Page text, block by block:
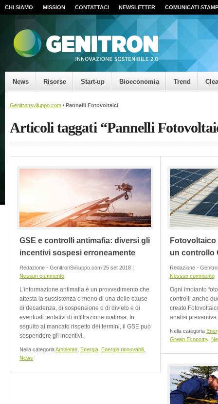
CHI SIAMO MISSION CONTATTACI NEWSLETTER COMUNICATI
News Risorse Start-up Bioeconomia Trend
Genitronsviluppo.com / Pannelli Fotovoltaici
Articoli taggati “Pannelli
GSE e controlli antimafia: diversi gli
incentivi sospesi erroneamente
Redazione - GenitronSviluppo.com 25 set 2018 |
Nessun commento
L’informazione antimafia è un provvedimento che
attesta la sussistenza o meno di una delle cause
di decadenza, di sospensione o di divieto e di
eventuali tentativi di infiltrazione mafiosa. In
seguito al mancato rispetto dei termini, il GSE può
sospendere gli incentivi.
Nella categoriaAmbiente Energia Energie rinnovabili
News
Fotovoltaico
un controllo
Redazione -
Nessun commento
Ogni impianto
controlli anche
creato
analisi preventiva
Nella categoria
Green Economy,